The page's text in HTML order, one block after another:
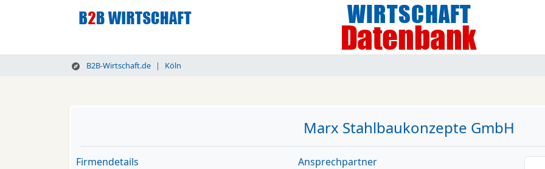
B2B-Wirtschaft.de Köln
Marx Stahlbaukonzepte GmbH
Firmendetails
Ansprechpartner